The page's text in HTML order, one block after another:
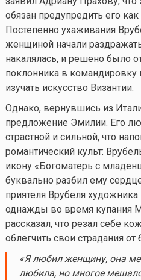
обязан предупредить его
Постепенно ухаживания
женщиной начали
накалялась, и решено было
поклонника в
изучать искусство Византии.
Однако, вернувшись из
предложение Эмилии. Его
страстной и сильной, что
романтический культ:
икону «Богоматерь с
буквально разбил ему
приятеля Врубеля
однажды во время купания
рассказал, что резал себе
облегчить свои страдания
«Я любил женщину, она
любила, но многое